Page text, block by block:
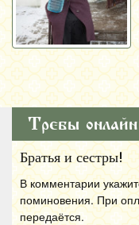
Требы онлайн
Братья и сестры!
В комментарии
поминовения. При
передаётся.